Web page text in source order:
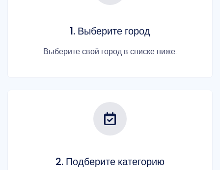
1. Выберите город
Выберите свой город в списке ниже.
2. Подберите категорию